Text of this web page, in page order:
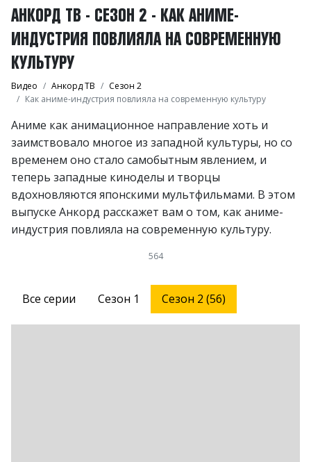
АНКОРД ТВ - СЕЗОН 2 - КАК АНИМЕ-
ИНДУСТРИЯ ПОВЛИЯЛА НА СОВРЕМЕННУЮ
КУЛЬТУРУ
Видео Анкорд ТВ
Сезон 2
Как аниме-индустрия повлияла на современную культуру
Аниме как анимационное направление хоть и
заимствовало многое из западной культуры, но со
временем оно стало самобытным явлением, и
теперь западные киноделы и творцы
вдохновляются японскими мультфильмами. В этом
выпуске Анкорд расскажет вам о том, как аниме-
индустрия повлияла на современную культуру.
564
Все серии Сезон 1 Сезон 2 (56)